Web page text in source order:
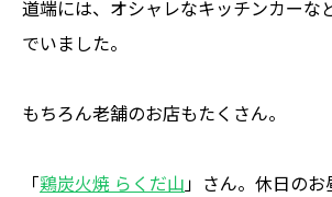
道端には、オシャレなキッチンカーな
でいました。
もちろん老舗のお店もたくさん。
「鶏炭火焼 らくだ山」さん。休日の